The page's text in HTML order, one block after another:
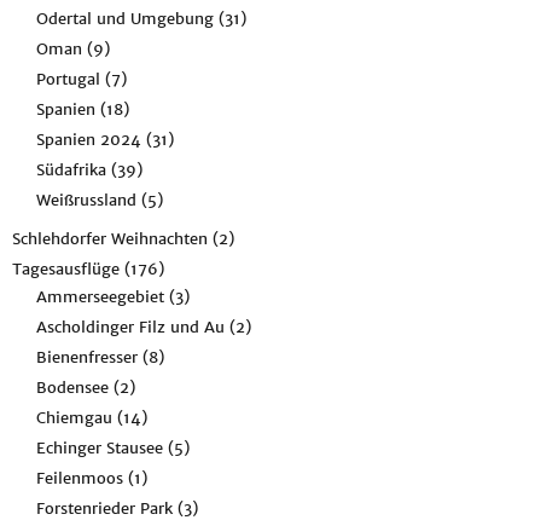
Odertal und Umgebung (31)
Oman (9)
Portugal (7)
Spanien (18)
Spanien 2024 (31)
Südafrika (39)
Weißrussland (5)
Schlehdorfer Weihnachten (2)
Tagesausflüge (176)
Ammerseegebiet (3)
Ascholdinger Filz und Au (2)
Bienenfresser (8)
Bodensee (2)
Chiemgau (14)
Echinger Stausee (5)
Feilenmoos (1)
Forstenrieder Park (3)